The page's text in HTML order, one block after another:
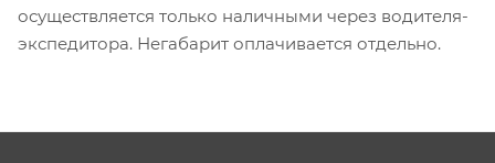
осуществляется только наличными через водителя-
экспедитора. Негабарит оплачивается отдельно.